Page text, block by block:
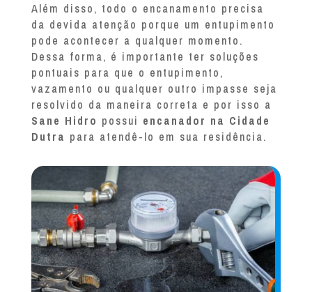
Além disso, todo o encanamento precisa
da devida atenção porque um entupimento
pode acontecer a qualquer momento.
Dessa forma, é importante ter soluções
pontuais para que o entupimento,
vazamento ou qualquer outro impasse seja
resolvido da maneira correta e por isso a
Sane Hidro possui encanador na Cidade
Dutra para atendê-lo em sua residência.